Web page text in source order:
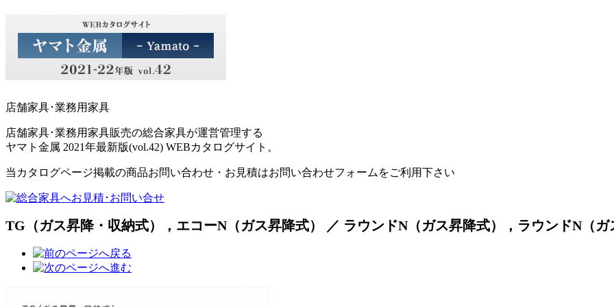
店舗家具･業務用家具
店舗家具･業務用家具販売の総合家具が運営管理する
ヤマト金属 2021年最新版(vol.42) WEBカタログサイト。
当カタログページ掲載の商品お問い合わせ・お見積はお問い合わせフォームをご利用下さい
TG（ガス昇降・収納式），エコーN（ガス昇降式） ／ ラウンドN（ガス昇降式），ラウンドN（ガ